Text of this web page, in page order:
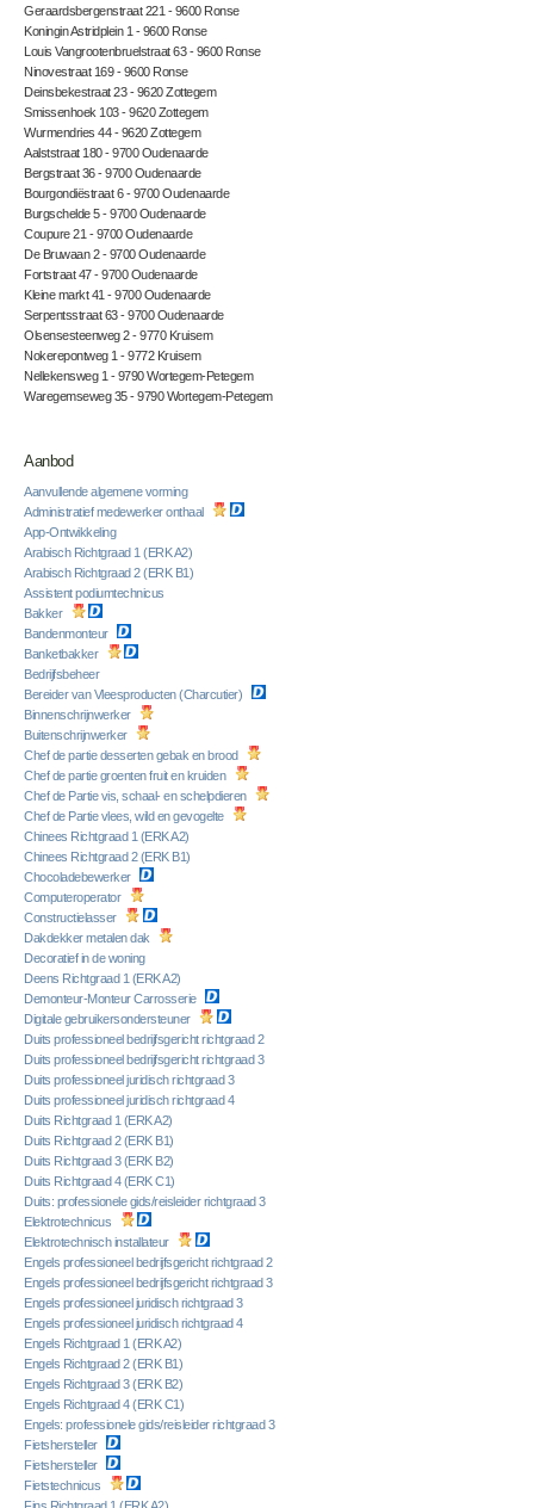
Geraardsbergenstraat 221 - 9600 Ronse
Koningin Astridplein 1 - 9600 Ronse
Louis Vangrootenbruelstraat 63 - 9600 Ronse
Ninovestraat 169 - 9600 Ronse
Deinsbekestraat 23 - 9620 Zottegem
Smissenhoek 103 - 9620 Zottegem
Wurmendries 44 - 9620 Zottegem
Aalststraat 180 - 9700 Oudenaarde
Bergstraat 36 - 9700 Oudenaarde
Bourgondiëstraat 6 - 9700 Oudenaarde
Burgschelde 5 - 9700 Oudenaarde
Coupure 21 - 9700 Oudenaarde
De Bruwaan 2 - 9700 Oudenaarde
Fortstraat 47 - 9700 Oudenaarde
Kleine markt 41 - 9700 Oudenaarde
Serpentsstraat 63 - 9700 Oudenaarde
Olsensesteenweg 2 - 9770 Kruisem
Nokerepontweg 1 - 9772 Kruisem
Nellekensweg 1 - 9790 Wortegem-Petegem
Waregemseweg 35 - 9790 Wortegem-Petegem
Aanbod
Aanvullende algemene vorming
Administratief medewerker onthaal
App-Ontwikkeling
Arabisch Richtgraad 1 (ERK A2)
Arabisch Richtgraad 2 (ERK B1)
Assistent podiumtechnicus
Bakker
Bandenmonteur
Banketbakker
Bedrijfsbeheer
Bereider van Vleesproducten (Charcutier)
Binnenschrijnwerker
Buitenschrijnwerker
Chef de partie desserten gebak en brood
Chef de partie groenten fruit en kruiden
Chef de Partie vis, schaal- en schelpdieren
Chef de Partie vlees, wild en gevogelte
Chinees Richtgraad 1 (ERK A2)
Chinees Richtgraad 2 (ERK B1)
Chocoladebewerker
Computeroperator
Constructielasser
Dakdekker metalen dak
Decoratief in de woning
Deens Richtgraad 1 (ERK A2)
Demonteur-Monteur Carrosserie
Digitale gebruikersondersteuner
Duits professioneel bedrijfsgericht richtgraad 2
Duits professioneel bedrijfsgericht richtgraad 3
Duits professioneel juridisch richtgraad 3
Duits professioneel juridisch richtgraad 4
Duits Richtgraad 1 (ERK A2)
Duits Richtgraad 2 (ERK B1)
Duits Richtgraad 3 (ERK B2)
Duits Richtgraad 4 (ERK C1)
Duits: professionele gids/reisleider richtgraad 3
Elektrotechnicus
Elektrotechnisch installateur
Engels professioneel bedrijfsgericht richtgraad 2
Engels professioneel bedrijfsgericht richtgraad 3
Engels professioneel juridisch richtgraad 3
Engels professioneel juridisch richtgraad 4
Engels Richtgraad 1 (ERK A2)
Engels Richtgraad 2 (ERK B1)
Engels Richtgraad 3 (ERK B2)
Engels Richtgraad 4 (ERK C1)
Engels: professionele gids/reisleider richtgraad 3
Fietshersteller
Fietshersteller
Fietstechnicus
Fins Richtgraad 1 (ERK A2)